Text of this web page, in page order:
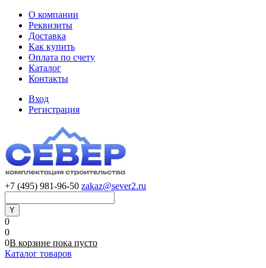
О компании
Реквизиты
Доставка
Как купить
Оплата по счету
Каталог
Контакты
Вход
Регистрация
+7 (495) 981-96-50 zakaz@sever2.ru
0
0
0В корзине пока пусто
Каталог товаров